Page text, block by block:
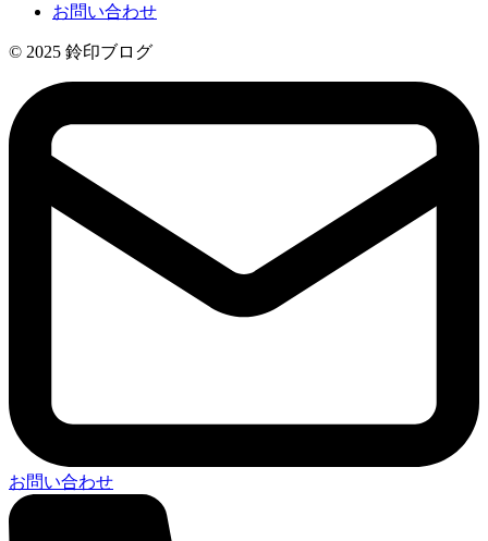
お問い合わせ
© 2025 鈴印ブログ
お問い合わせ